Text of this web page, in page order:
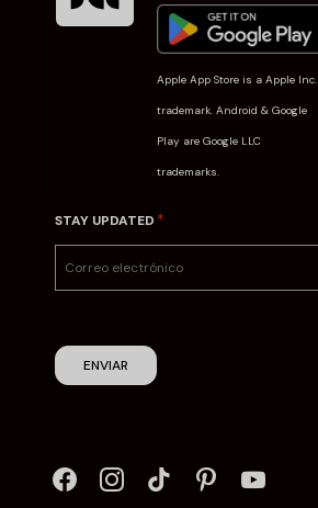
Apple App Store is a Apple Inc.
trademark. Android & Google
Play are Google LLC
trademarks.
STAY UPDATED *
ENVIAR